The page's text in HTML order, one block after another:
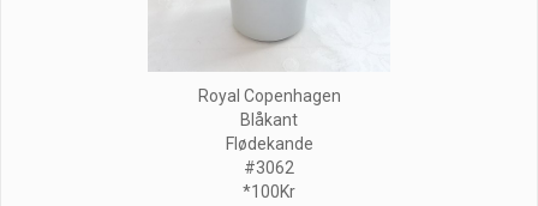
Royal Copenhagen
Blåkant
Flødekande
#3062
*100Kr